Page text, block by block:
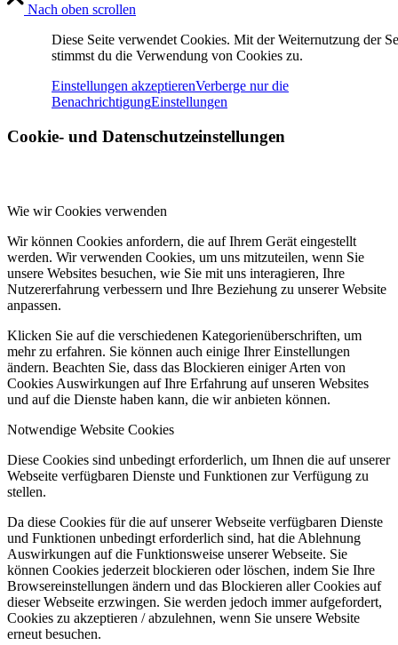
Nach oben scrollen
Diese Seite verwendet Cookies. Mit der Weiternutzung der
stimmst du die Verwendung von Cookies zu.
Einstellungen akzeptierenVerberge nur die
BenachrichtigungEinstellungen
Cookie- und Datenschutzeinstellungen
Wie wir Cookies verwenden
Wir können Cookies anfordern, die auf Ihrem Gerät eingestellt
werden. Wir verwenden Cookies, um uns mitzuteilen, wenn Sie
unsere Websites besuchen, wie Sie mit uns interagieren, Ihre
Nutzererfahrung verbessern und Ihre Beziehung zu unserer Website
anpassen.
Klicken Sie auf die verschiedenen Kategorienüberschriften, um
mehr zu erfahren. Sie können auch einige Ihrer Einstellungen
ändern. Beachten Sie, dass das Blockieren einiger Arten von
Cookies Auswirkungen auf Ihre Erfahrung auf unseren Websites
und auf die Dienste haben kann, die wir anbieten können.
Notwendige Website Cookies
Diese Cookies sind unbedingt erforderlich, um Ihnen die auf unserer
Webseite verfügbaren Dienste und Funktionen zur Verfügung zu
stellen.
Da diese Cookies für die auf unserer Webseite verfügbaren Dienste
und Funktionen unbedingt erforderlich sind, hat die Ablehnung
Auswirkungen auf die Funktionsweise unserer Webseite. Sie
können Cookies jederzeit blockieren oder löschen, indem Sie Ihre
Browsereinstellungen ändern und das Blockieren aller Cookies auf
dieser Webseite erzwingen. Sie werden jedoch immer aufgefordert,
Cookies zu akzeptieren / abzulehnen, wenn Sie unsere Website
erneut besuchen.